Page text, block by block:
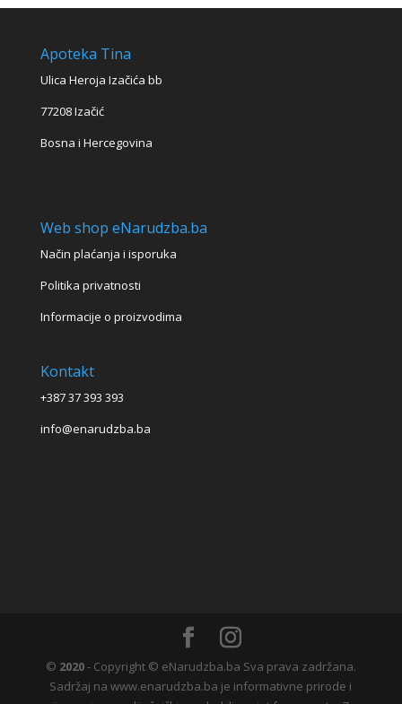
Apoteka Tina
Ulica Heroja Izačića bb
77208 Izačić
Bosna i Hercegovina
Web shop eNarudzba.ba
Način plaćanja i isporuka
Politika privatnosti
Informacije o proizvodima
Kontakt
+387 37 393 393
info@enarudzba.ba
© 2020- Copyright © eNarudzba.ba Sva prava zadržana.
Sadržaj na www.enarudzba.ba je informativne prirode i